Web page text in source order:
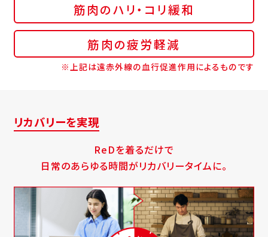
筋肉のハリ・コリ緩和
筋肉の疲労軽減
※上記は遠赤外線の血行促進作用によるものです
リカバリーを実現
ReDを着るだけで
日常のあらゆる時間がリカバリータイムに。